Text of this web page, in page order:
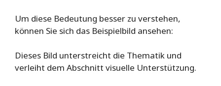
Um diese Bedeutung besser zu verstehen,
können Sie sich das Beispielbild ansehen:
Dieses Bild unterstreicht die Thematik und
verleiht dem Abschnitt visuelle Unterstützung.